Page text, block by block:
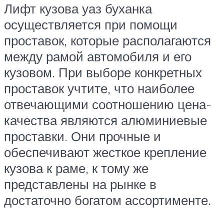
Лифт кузова уаз буханка
осуществляется при помощи
проставок, которые располагаются
между рамой автомобиля и его
кузовом. При выборе конкретных
проставок учтите, что наиболее
отвечающими соотношению цена-
качества являются алюминиевые
проставки. Они прочные и
обеспечивают жесткое крепление
кузова к раме, к тому же
представлены на рынке в
достаточно богатом ассортименте.